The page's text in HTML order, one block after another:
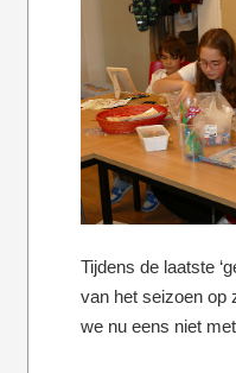
Tijdens de laatste
van het seizoen op
we nu eens niet